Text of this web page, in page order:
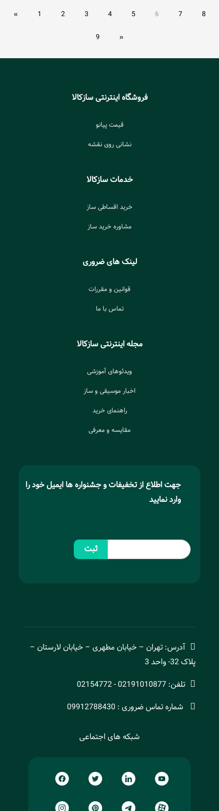
« 1 2 3 4 5 6 7 8
9 »
فروشگاه اینترنتی سازکالا
قیمت پیانو
نشانی روی نقشه
خدمات سازکالا
خرید اقساطی ساز
مشاوره خرید ساز
لینک های ضروری
قوانین و مقررات
تماس با ما
مجله اینترنتی سازکالا
ویدئوهای آموزشی
اخبار موسیقی و ساز
راهنمای خرید
مقایسه و معرفی
جهت اطلاع از تخفیفات و جشنواره ها ایمیل خود را
وارد نمایید
ثبت
آدرس: تهران – خیابان مطهری – خیابان لارستان –
پلاک 32- واحد 3
تلفن: 02191010877 - 02154772
شماره تماس ضروری : 09912788430
شبکه های اجتماعی